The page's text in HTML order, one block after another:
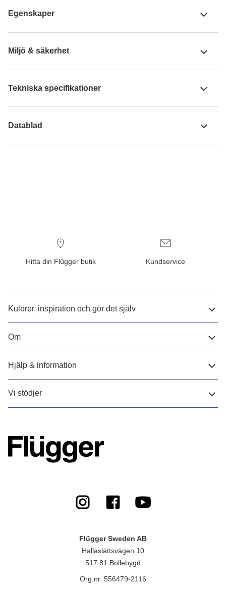
Egenskaper
Miljö & säkerhet
Tekniska specifikationer
Datablad
Hitta din Flügger butik Kundservice
Kulörer, inspiration och gör det själv
Om
Hjälp & information
Vi stödjer
Flügger Sweden AB
Hallaslättsvägen 10
517 81 Bollebygd
Org.nr. 556479-2116